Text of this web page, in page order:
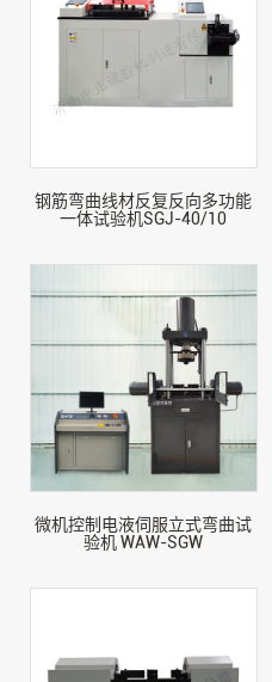
钢筋弯曲线材反复反向多功能
一体试验机SGJ-40/10
微机控制电液伺服立式弯曲试
验机 WAW-SGW